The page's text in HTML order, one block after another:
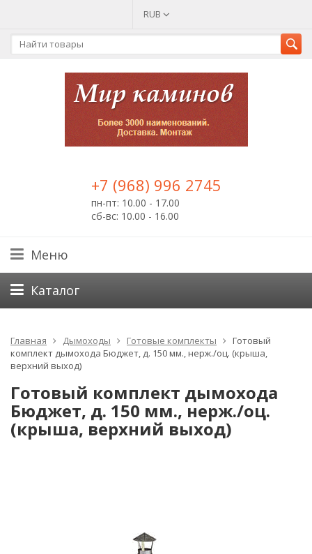
RUB
+7 (968) 996 2745
пн-пт: 10.00 - 17.00
сб-вс: 10.00 - 16.00
Меню
Каталог
Главная Дымоходы Готовые комплекты
Готовый
комплект дымохода Бюджет, д. 150 мм., нерж./оц. (крыша,
верхний выход)
Готовый комплект дымохода
Бюджет, д. 150 мм., нерж./оц.
(крыша, верхний выход)